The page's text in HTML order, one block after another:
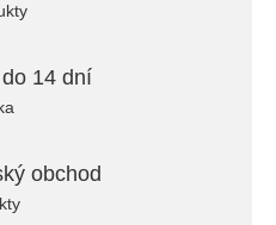
14 dní
obchod